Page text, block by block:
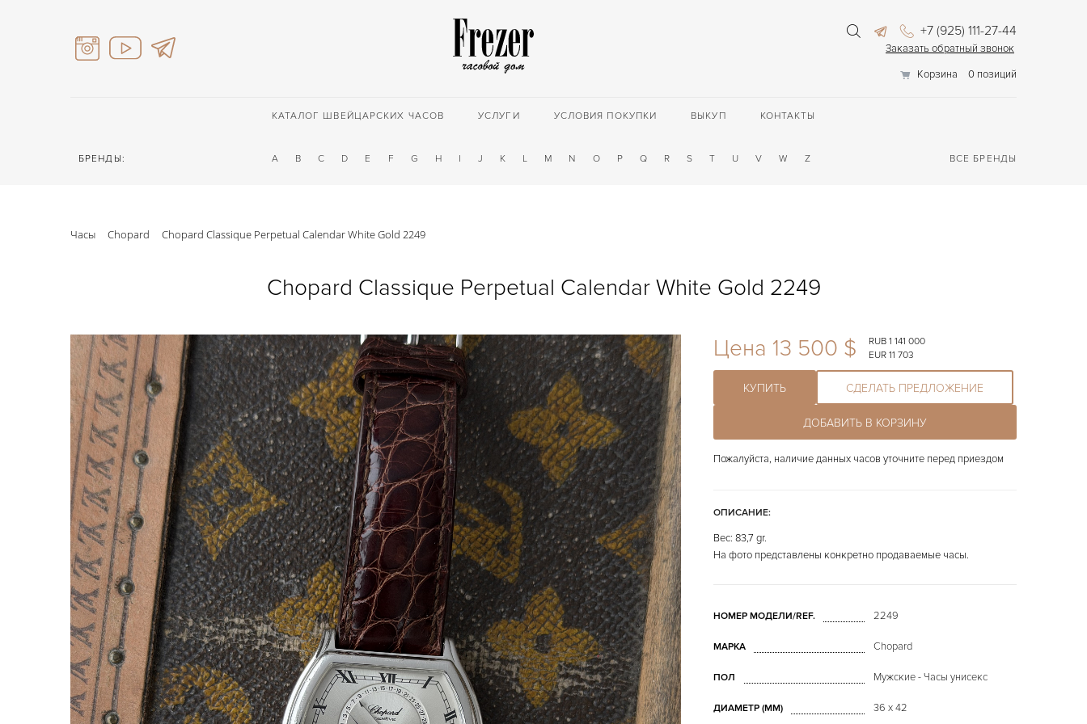
+7 (925) 111-27-44
Заказать обратный звонок
Корзина
0 позиций
КАТАЛОГ ШВЕЙЦАРСКИХ ЧАСОВ УСЛУГИ УСЛОВИЯ ПОКУПКИ ВЫКУП КОНТАКТЫ
БРЕНДЫ: A B C D E F G H I J K L M N O P Q R S T U V W Z ВСЕ БРЕНДЫ
Часы Chopard Chopard Classique Perpetual Calendar White Gold 2249
Chopard Classique Perpetual Calendar White Gold 2249
Цена 13 500 $
RUB 1 141 000
EUR 11 703
КУПИТЬ СДЕЛАТЬ ПРЕДЛОЖЕНИЕ
ДОБАВИТЬ В КОРЗИНУ
Пожалуйста, наличие данных часов уточните перед приездом
ОПИСАНИЕ:
Вес: 83,7 gr.
На фото представлены конкретно продаваемые часы.
НОМЕР МОДЕЛИ/REF. 2249
МАРКА Chopard
ПОЛ Мужские - Часы унисекс
ДИАМЕТР (MM) 36 x 42